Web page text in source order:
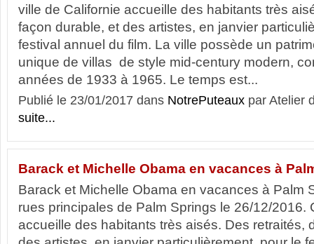
ville de Californie accueille des habitants très
façon durable, et des artistes, en janvier
festival annuel du film. La ville possède un
unique de villas de style mid-century modern,
années de 1933 à 1965. Le temps est...
Publié le 23/01/2017 dans NotrePuteaux par Atelier
suite...
Barack et Michelle Obama en vacances à
Barack et Michelle Obama en vacances à Palm
rues principales de Palm Springs le 26/12/2016.
accueille des habitants très aisés. Des retraités,